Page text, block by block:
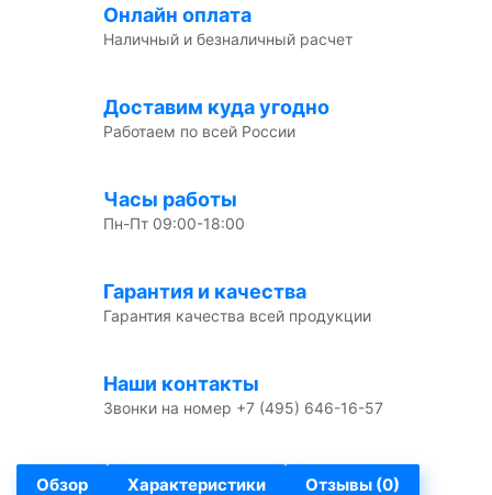
Онлайн оплата
Наличный и безналичный расчет
Доставим куда угодно
Работаем по всей России
Часы работы
Пн-Пт 09:00-18:00
Гарантия и качества
Гарантия качества всей продукции
Наши контакты
Звонки на номер +7 (495) 646-16-57
Обзор Характеристики Отзывы (0)